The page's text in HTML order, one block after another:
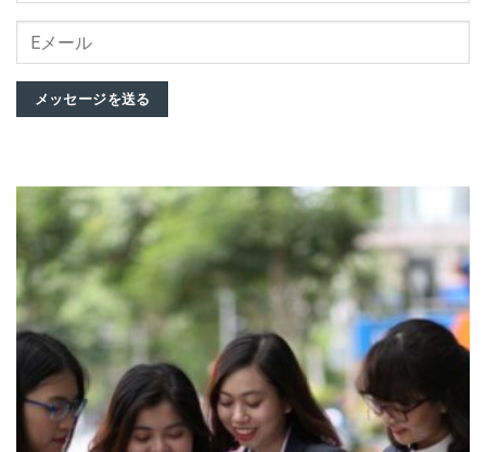
メッセージを送る